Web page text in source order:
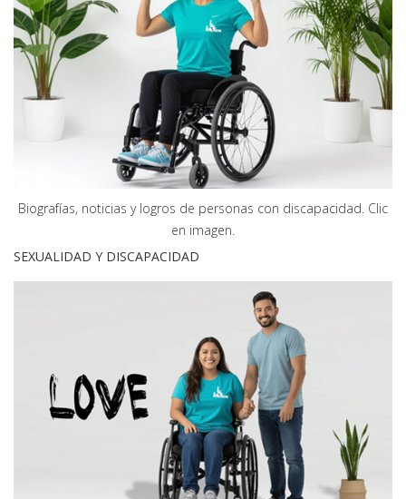
Biografías, noticias y logros de personas con discapacidad. Clic
en imagen.
SEXUALIDAD Y DISCAPACIDAD